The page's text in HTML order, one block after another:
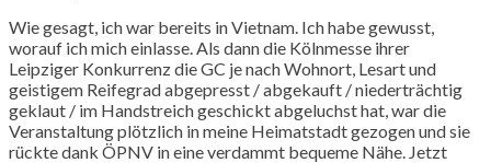
Wie gesagt, ich war bereits in Vietnam. Ich habe gewusst,
worauf ich mich einlasse. Als dann die Kölnmesse ihrer
Leipziger Konkurrenz die GC je nach Wohnort, Lesart und
geistigem Reifegrad abgepresst / abgekauft / niederträchtig
geklaut / im Handstreich geschickt abgeluchst hat, war die
Veranstaltung plötzlich in meine Heimatstadt gezogen und sie
rückte dank ÖPNV in eine verdammt bequeme Nähe. Jetzt